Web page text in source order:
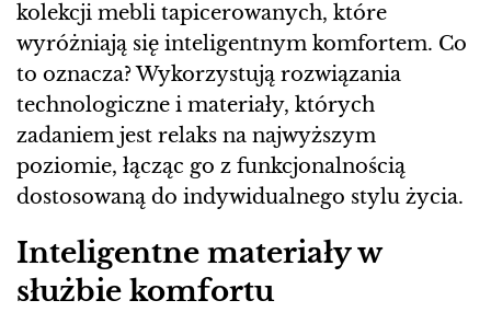
kolekcji mebli tapicerowanych, które
wyróżniają się inteligentnym komfortem. Co
to oznacza? Wykorzystują rozwiązania
technologiczne i materiały, których
zadaniem jest relaks na najwyższym
poziomie, łącząc go z funkcjonalnością
dostosowaną do indywidualnego stylu życia.
Inteligentne materiały w
służbie komfortu